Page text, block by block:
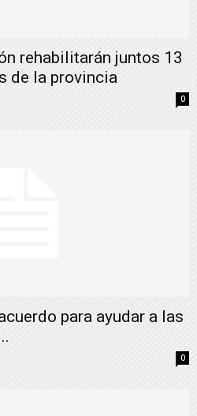
rehabilitarán juntos 13
de la provincia
0
para ayudar a las
0